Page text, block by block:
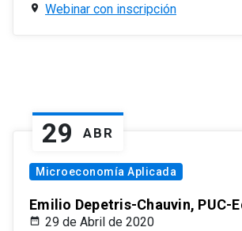
Webinar con inscripción
29 ABR
Microeconomía Aplicada
Emilio Depetris-Chauvin, PUC-
29 de Abril de 2020